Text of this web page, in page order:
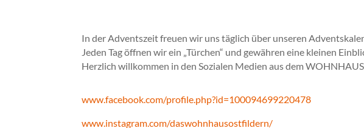
In der Adventszeit freuen wir uns täglich über unseren
Jeden Tag öffnen wir ein „Türchen“ und gewähren eine kleinen
Herzlich willkommen in den Sozialen Medien aus dem
www.facebook.com/profile.php?id=100094699220478
www.instagram.com/daswohnhausostfildern/